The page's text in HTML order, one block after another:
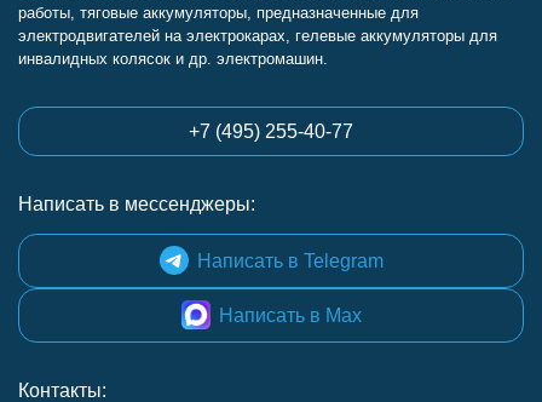
работы, тяговые аккумуляторы, предназначенные для
электродвигателей на электрокарах, гелевые аккумуляторы для
инвалидных колясок и др. электромашин.
+7 (495) 255-40-77
Написать в мессенджеры:
Написать в Telegram
Написать в Max
Контакты: